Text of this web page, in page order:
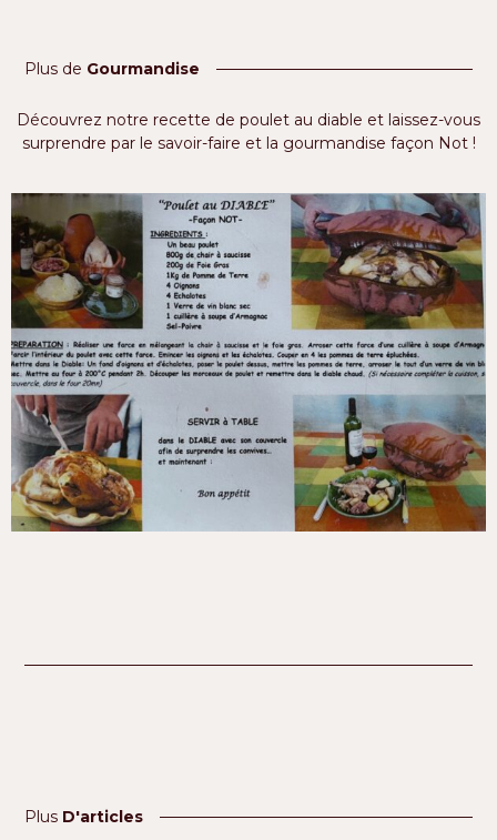
Plus de Gourmandise
Découvrez notre recette de poulet au diable et laissez-vous
surprendre par le savoir-faire et la gourmandise façon Not !
Plus D'articles